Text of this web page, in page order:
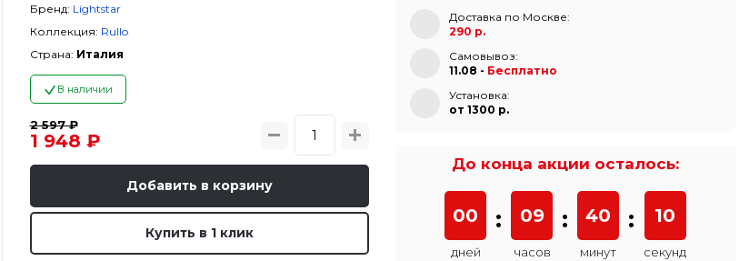
Бренд: Lightstar
Коллекция: Rullo
Страна: Италия
В наличии
2 597 ₽
1 948 ₽
Добавить в корзину
Купить в 1 клик
Доставка по Москве:
290 р.
Самовывоз:
11.08 - Бесплатно
Установка:
от 1300 p.
До конца акции осталось:
00
дней
: 09
часов
: 40
минут
: 10
секунд